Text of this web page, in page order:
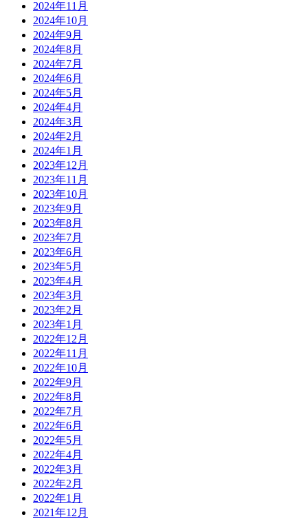
2024年11月
2024年10月
2024年9月
2024年8月
2024年7月
2024年6月
2024年5月
2024年4月
2024年3月
2024年2月
2024年1月
2023年12月
2023年11月
2023年10月
2023年9月
2023年8月
2023年7月
2023年6月
2023年5月
2023年4月
2023年3月
2023年2月
2023年1月
2022年12月
2022年11月
2022年10月
2022年9月
2022年8月
2022年7月
2022年6月
2022年5月
2022年4月
2022年3月
2022年2月
2022年1月
2021年12月